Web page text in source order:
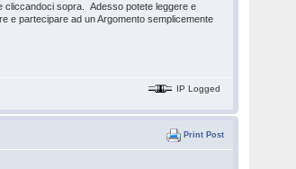
cliccandoci sopra. Adesso potete leggere e
e partecipare ad un Argomento semplicemente
IP Logged
Print Post